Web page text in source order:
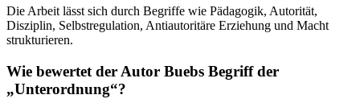
Die Arbeit lässt sich durch Begriffe wie Pädagogik, Autorität,
Disziplin, Selbstregulation, Antiautoritäre Erziehung und Macht
strukturieren.
Wie bewertet der Autor Buebs Begriff der
„Unterordnung“?